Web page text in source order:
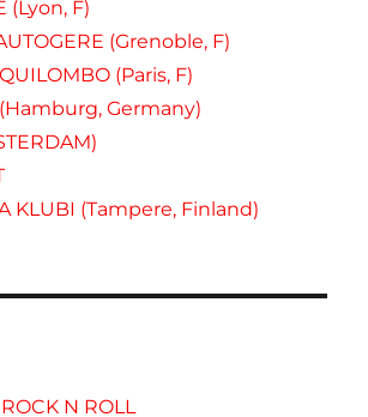
(Lyon, F)
(Grenoble, F)
(Paris, F)
Germany)
KLUBI (Tampere, Finland)
N ROLL